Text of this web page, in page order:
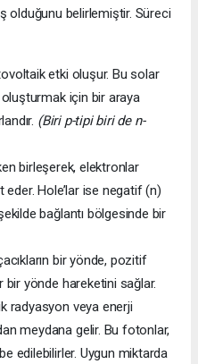
olduğunu belirlemiştir. Süreci
etki oluşur. Bu solar
oluşturmak için bir araya
(Biri p-tipi biri de n-
birleşerek, elektronlar
Hole’lar ise negatif (n)
bağlantı bölgesinde bir
bir yönde, pozitif
bir yönde hareketini sağlar.
radyasyon veya enerji
meydana gelir. Bu fotonlar,
edilebilirler. Uygun miktarda